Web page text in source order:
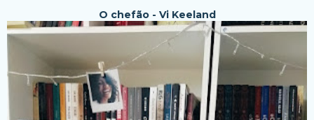
O chefão - Vi Keeland